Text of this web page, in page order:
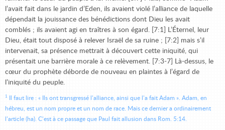
l’avait fait dans le jardin d’Eden, ils avaient violé l’alliance de laquelle
dépendait la jouissance des bénédictions dont Dieu les avait
comblés ; ils avaient agi en traîtres à son égard. [7:1] L’Éternel, leur
Dieu, était tout disposé à relever Israël de sa ruine ; [7:2] mais s’il
intervenait, sa présence mettrait à découvert cette iniquité, qui
présentait une barrière morale à ce relèvement. [7:3-7] Là-dessus, le
cœur du prophète déborde de nouveau en plaintes à l’égard de
l’iniquité du peuple.
1
Il faut lire : « Ils ont transgressé l’alliance, ainsi que l’a fait Adam ». Adam, en
hébreu, est un nom propre et un nom de race. Mais ce dernier a ordinairement
l’article (ha). C’est à ce passage que Paul fait allusion dans Rom. 5:14.